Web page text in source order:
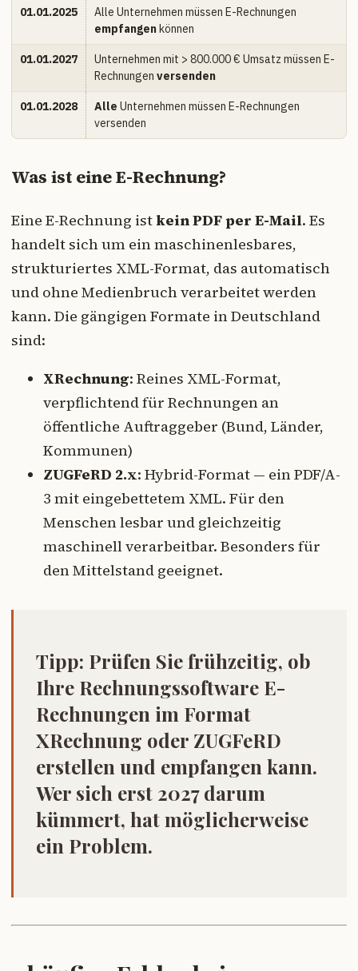
01.01.2025
Alle Unternehmen müssen E-Rechnungen
empfangenkönnen
01.01.2027
Unternehmen mit > 800.000 € Umsatz müssen E-
Rechnungen versenden
01.01.2028 Alle Unternehmen müssen E-Rechnungen
versenden
Was ist eine E-Rechnung?
Eine E-Rechnung istkein PDF per E-Mail. Es
handelt sich um ein maschinenlesbares,
strukturiertes XML-Format, das automatisch
und ohne Medienbruch verarbeitet werden
kann. Die gängigen Formate in Deutschland
sind:
XRechnung: Reines XML-Format,
verpflichtend für Rechnungen an
öffentliche Auftraggeber (Bund, Länder,
Kommunen)
ZUGFeRD 2.x: Hybrid-Format — ein PDF/A-
3 mit eingebettetem XML. Für den
Menschen lesbar und gleichzeitig
maschinell verarbeitbar. Besonders für
den Mittelstand geeignet.
Tipp: Prüfen Sie frühzeitig, ob
Ihre Rechnungssoftware E-
Rechnungen im Format
XRechnung oder ZUGFeRD
erstellen und empfangen kann.
Wer sich erst 2027 darum
kümmert, hat möglicherweise
ein Problem.